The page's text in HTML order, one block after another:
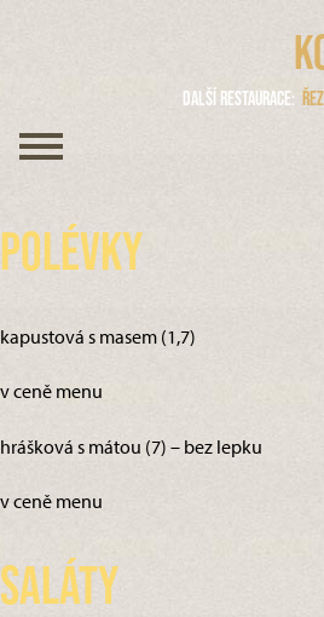
Další restaurace
Polévky
kapustová s masem (1,7)
v ceně menu
hrášková s mátou (7) – bez lepku
v ceně menu
Saláty